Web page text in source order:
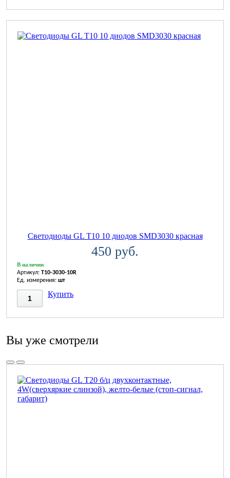
Светодиоды GL T10 10 диодов SMD3030 красная
450 руб.
В наличии
Артикул: T10-3030-10R
Ед. измерения: шт
Купить
Вы уже смотрели